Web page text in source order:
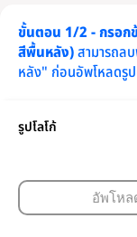
ขั้นตอน 1/2 - กรอก
สีพื้นหลัง)สามารถล
หลัง" ก่อนอัพโหลดรูป
รูปโลโก้
อัพโห